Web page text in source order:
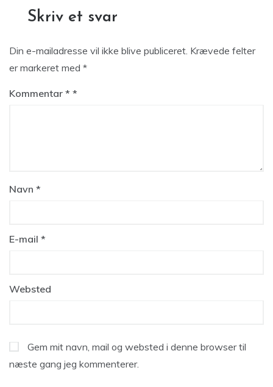
Skriv et svar
Din e-mailadresse vil ikke blive publiceret. Krævede felter
er markeret med *
Kommentar *
Navn *
E-mail *
Websted
Gem mit navn, mail og websted i denne browser til
næste gang jeg kommenterer.